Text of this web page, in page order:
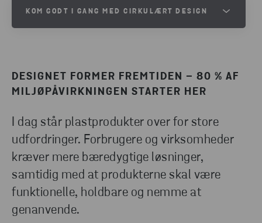
DESIGNET FORMER FREMTIDEN – 80 % AF
MILJØPÅVIRKNINGEN STARTER HER
I dag står plastprodukter over for store
udfordringer. Forbrugere og virksomheder
kræver mere bæredygtige løsninger,
samtidig med at produkterne skal være
funktionelle, holdbare og nemme at
genanvende.
KONTAKT OS
KOM GODT I GANG MED CIRKULÆRT DESIGN
længere bruges? Stena Circular Consulting
tilbyder blandt andet:
Workshop om cirkulært produktdesign
Rapport, der viser hvor stor en del af dit produkt
der kan genanvendes
Muligheder for at vælge materialer med lav
miljøpåvirkning
Kortlægning af produktets slutlivsfase